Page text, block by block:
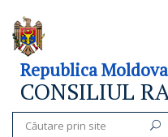
Consiliul
raional
Republica Moldova
CONSILIUL